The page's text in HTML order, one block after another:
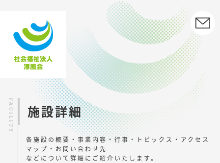
施設詳細
各施設の概要・事業内容・行事・トピックス・アクセス
マップ・お問い合わせ先
などについて詳細にご紹介いたします。